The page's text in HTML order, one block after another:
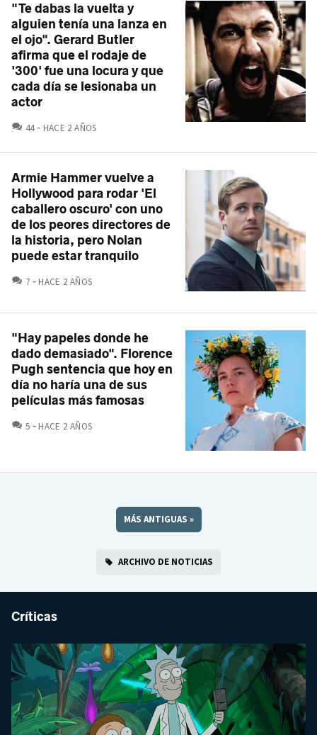
"Te dabas la vuelta y
alguien tenía una lanza en
el ojo". Gerard Butler
afirma que el rodaje de
'300' fue una locura y que
cada día se lesionaba un
actor
44 COMENTARIOS
HACE 2 AÑOS
Armie Hammer vuelve a
Hollywood para rodar 'El
caballero oscuro' con uno
de los peores directores de
la historia, pero Nolan
puede estar tranquilo
7 COMENTARIOS
HACE 2 AÑOS
"Hay papeles donde he
dado demasiado". Florence
Pugh sentencia que hoy en
día no haría una de sus
películas más famosas
5 COMENTARIOS
HACE 2 AÑOS
MÁS ANTIGUAS »
ARCHIVO DE NOTICIAS
Críticas